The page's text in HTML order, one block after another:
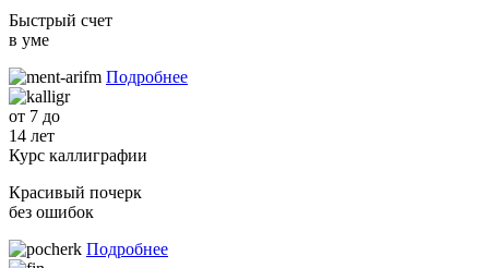
Быстрый счет
в уме
Подробнее
от 7 до
14 лет
Курс каллиграфии
Красивый почерк
без ошибок
Подробнее